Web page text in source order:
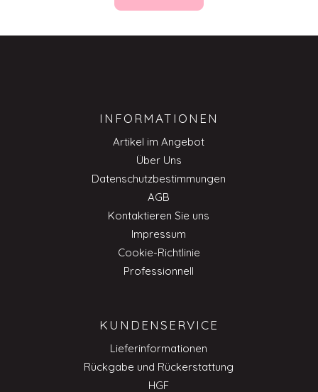
INFORMATIONEN
Artikel im Angebot
Über Uns
Datenschutzbestimmungen
AGB
Kontaktieren Sie uns
Impressum
Cookie-Richtlinie
Professionnell
KUNDENSERVICE
Lieferinformationen
Rückgabe und Rückerstattung
HGF